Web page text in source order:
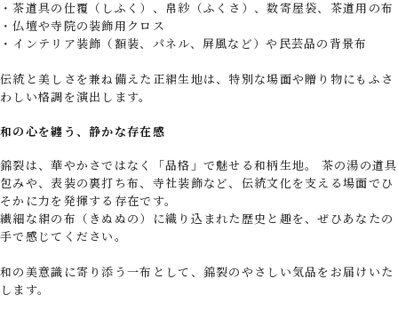
・茶道具の仕覆（しふく）、帛紗（ふくさ）、数寄屋袋、茶道用の布
・仏壇や寺院の装飾用クロス
・インテリア装飾（額装、パネル、屏風など）や民芸品の背景布
伝統と美しさを兼ね備えた正絹生地は、特別な場面や贈り物にもふさ
わしい格調を演出します。
和の心を纏う、静かな存在感
錦裂は、華やかさではなく「品格」で魅せる和柄生地。 茶の湯の道具
包みや、表装の裏打ち布、寺社装飾など、伝統文化を支える場面でひ
そかに力を発揮する存在です。
繊細な絹の布（きぬぬの）に織り込まれた歴史と趣を、ぜひあなたの
手で感じてください。
和の美意識に寄り添う一布として、錦裂のやさしい気品をお届けいた
します。